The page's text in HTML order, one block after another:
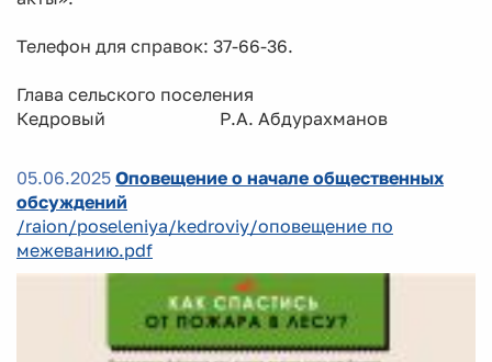
Телефон для справок: 37-66-36.
Глава сельского поселения
Кедровый Р.А. Абдурахманов
05.06.2025 Оповещение о начале общественных
обсуждений
/raion/poseleniya/kedroviy/оповещение по
межеванию.pdf